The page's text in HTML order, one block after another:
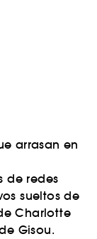
arrasan en
de redes
sueltos de
Charlotte
Gisou.